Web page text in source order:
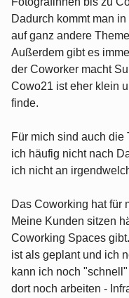
Dadurch kommt man
auf ganz andere
Außerdem gibt es
der Coworker macht
Cowo21 ist eher klein
finde.
Für mich sind auch die
ich häufig nicht nach
ich nicht an
Das Coworking hat für
Meine Kunden sitzen
Coworking Spaces
ist als geplant und ich
kann ich noch
dort noch arbeiten -